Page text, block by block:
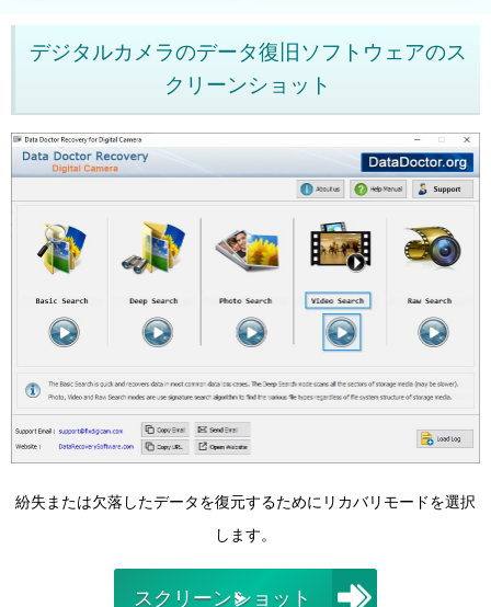
デジタルカメラのデータ復旧ソフトウェアのス
クリーンショット
紛失または欠落したデータを復元するためにリカバリモードを選択
します。
スクリーンショット